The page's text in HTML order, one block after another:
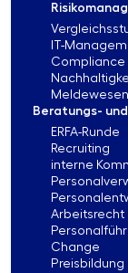
IT-
Meldewesen
Beratungs-
ERFA-Runde
Recruiting
interne
Arbeitsrecht
Change
Preisbildung